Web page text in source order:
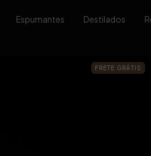
Espumantes Destilados
FRETE GRÁTIS